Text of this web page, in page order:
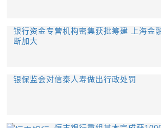
银行资金专营机构密集获批筹建 上海金
断加大
银保监会对信泰人寿做出行政处罚